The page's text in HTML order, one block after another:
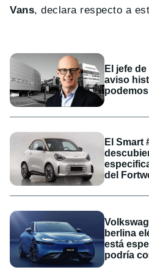
Vans, declara respecto a
El jefe
aviso
El Smart
del
berlina
está
podría